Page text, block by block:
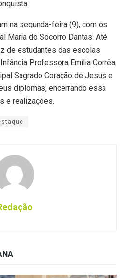
na segunda-feira (9), com os
Maria do Socorro Dantas. Até
de estudantes das escolas
Professora Emília Corrêa
Sagrado Coração de Jesus e
diplomas, encerrando essa
e realizações.